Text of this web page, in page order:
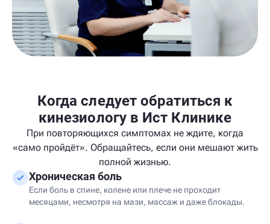
Когда следует обратиться к
кинезиологу в Ист Клинике
При повторяющихся симптомах не ждите, когда
«само пройдёт». Обращайтесь, если они мешают жить
полной жизнью.
Хроническая боль
Если боль в спине, колене или плече не проходит
месяцами, несмотря на мази, массаж и даже блокады.